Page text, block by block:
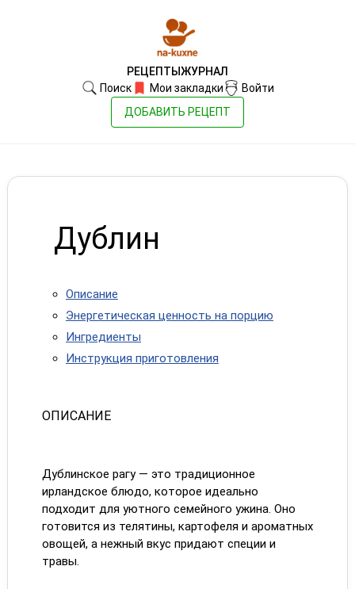
РЕЦЕПТЫ ЖУРНАЛ
Поиск
Мои закладки
Войти
ДОБАВИТЬ РЕЦЕПТ
Дублин
Описание
Энергетическая ценность на порцию
Ингредиенты
Инструкция приготовления
ОПИСАНИЕ
Дублинское рагу — это традиционное
ирландское блюдо, которое идеально
подходит для уютного семейного ужина. Оно
готовится из телятины, картофеля и ароматных
овощей, а нежный вкус придают специи и
травы.